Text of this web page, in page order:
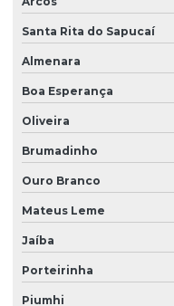
Santa Rita do Sapucaí
Almenara
Boa Esperança
Oliveira
Brumadinho
Ouro Branco
Mateus Leme
Jaíba
Porteirinha
Piumhi